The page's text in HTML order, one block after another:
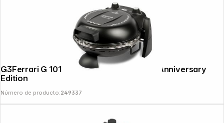
G3Ferrari G 1017710 Delizia Pizzamaker Anniversary
Edition
Número de producto:249337